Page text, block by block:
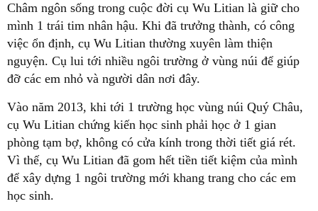
Châm ngôn sống trong cuộc đời cụ Wu Litian là giữ cho
mình 1 trái tim nhân hậu. Khi đã trưởng thành, có công
việc ổn định, cụ Wu Litian thường xuyên làm thiện
nguyện. Cụ lui tới nhiều ngôi trường ở vùng núi để giúp
đỡ các em nhỏ và người dân nơi đây.
Vào năm 2013, khi tới 1 trường học vùng núi Quý Châu,
cụ Wu Litian chứng kiến học sinh phải học ở 1 gian
phòng tạm bợ, không có cửa kính trong thời tiết giá rét.
Vì thế, cụ Wu Litian đã gom hết tiền tiết kiệm của mình
để xây dựng 1 ngôi trường mới khang trang cho các em
học sinh.